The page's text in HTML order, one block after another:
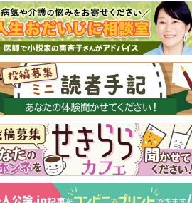
号 好評発売中！
実家の処分から終